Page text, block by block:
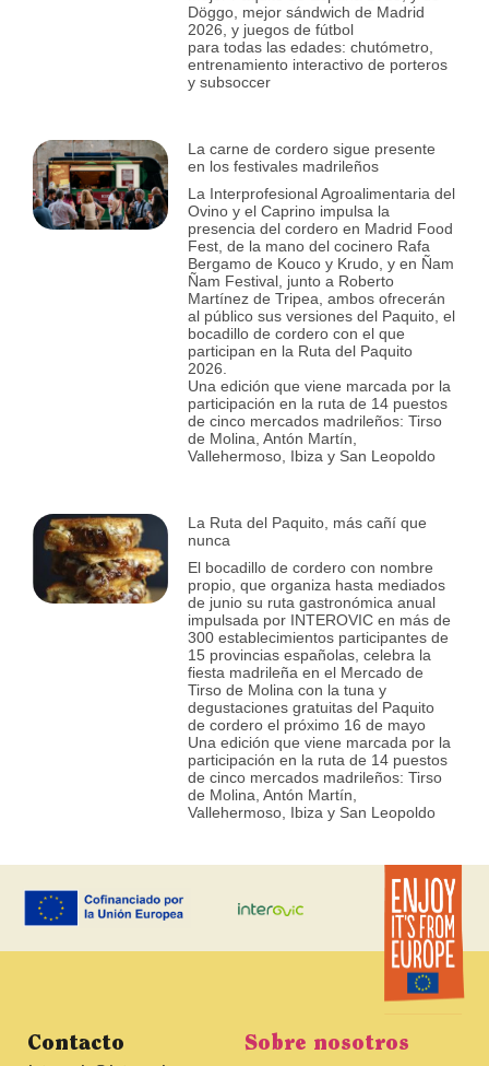
Döggo, mejor sándwich de Madrid
2026, y juegos de fútbol
para todas las edades: chutómetro,
entrenamiento interactivo de porteros
y subsoccer
La carne de cordero sigue presente
en los festivales madrileños
La Interprofesional Agroalimentaria del
Ovino y el Caprino impulsa la
presencia del cordero en Madrid Food
Fest, de la mano del cocinero Rafa
Bergamo de Kouco y Krudo, y en Ñam
Ñam Festival, junto a Roberto
Martínez de Tripea, ambos ofrecerán
al público sus versiones del Paquito, el
bocadillo de cordero con el que
participan en la Ruta del Paquito
2026.
Una edición que viene marcada por la
participación en la ruta de 14 puestos
de cinco mercados madrileños: Tirso
de Molina, Antón Martín,
Vallehermoso, Ibiza y San Leopoldo
La Ruta del Paquito, más cañí que
nunca
El bocadillo de cordero con nombre
propio, que organiza hasta mediados
de junio su ruta gastronómica anual
impulsada por INTEROVIC en más de
300 establecimientos participantes de
15 provincias españolas, celebra la
fiesta madrileña en el Mercado de
Tirso de Molina con la tuna y
degustaciones gratuitas del Paquito
de cordero el próximo 16 de mayo
Una edición que viene marcada por la
participación en la ruta de 14 puestos
de cinco mercados madrileños: Tirso
de Molina, Antón Martín,
Vallehermoso, Ibiza y San Leopoldo
Contacto Sobre nosotros